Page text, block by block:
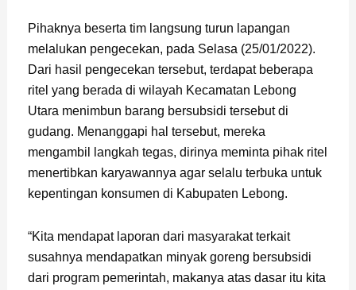
Pihaknya beserta tim langsung turun lapangan
melalukan pengecekan, pada Selasa (25/01/2022).
Dari hasil pengecekan tersebut, terdapat beberapa
ritel yang berada di wilayah Kecamatan Lebong
Utara menimbun barang bersubsidi tersebut di
gudang. Menanggapi hal tersebut, mereka
mengambil langkah tegas, dirinya meminta pihak ritel
menertibkan karyawannya agar selalu terbuka untuk
kepentingan konsumen di Kabupaten Lebong.
“Kita mendapat laporan dari masyarakat terkait
susahnya mendapatkan minyak goreng bersubsidi
dari program pemerintah, makanya atas dasar itu kita